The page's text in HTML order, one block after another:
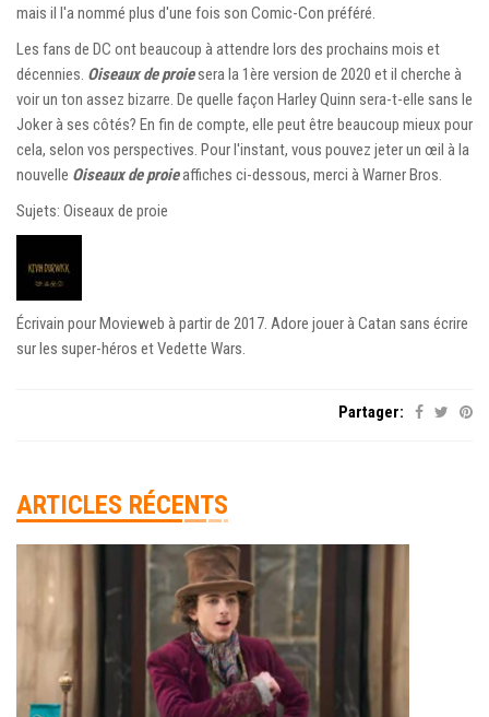
mais il l'a nommé plus d'une fois son Comic-Con préféré.
Les fans de DC ont beaucoup à attendre lors des prochains mois et
décennies. Oiseaux de proiesera la 1ère version de 2020 et il cherche à
voir un ton assez bizarre. De quelle façon Harley Quinn sera-t-elle sans le
Joker à ses côtés? En fin de compte, elle peut être beaucoup mieux pour
cela, selon vos perspectives. Pour l'instant, vous pouvez jeter un œil à la
nouvelle Oiseaux de proieaffiches ci-dessous, merci à Warner Bros.
Sujets: Oiseaux de proie
Écrivain pour Movieweb à partir de 2017. Adore jouer à Catan sans écrire
sur les super-héros et Vedette Wars.
Partager:
ARTICLES RÉCENTS